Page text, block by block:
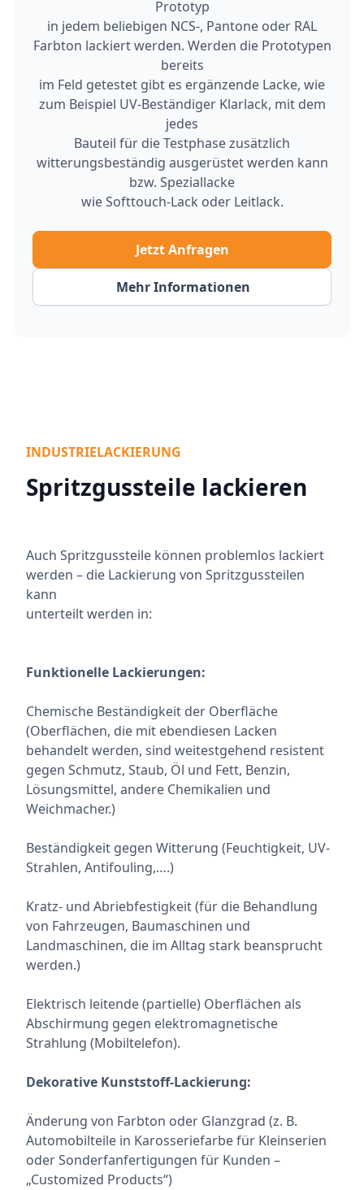
Prototyp
in jedem beliebigen NCS-, Pantone oder RAL
Farbton lackiert werden. Werden die Prototypen
bereits
im Feld getestet gibt es ergänzende Lacke, wie
zum Beispiel UV-Beständiger Klarlack, mit dem
jedes
Bauteil für die Testphase zusätzlich
witterungsbeständig ausgerüstet werden kann
bzw. Speziallacke
wie Softtouch-Lack oder Leitlack.
Mehr Informationen
Jetzt Anfragen
INDUSTRIELACKIERUNG
Spritzgussteile lackieren
Auch Spritzgussteile können problemlos lackiert
werden – die Lackierung von Spritzgussteilen
kann
unterteilt werden in:
Funktionelle Lackierungen:
Chemische Beständigkeit der Oberfläche
(Oberflächen, die mit ebendiesen Lacken
behandelt werden, sind weitestgehend resistent
gegen Schmutz, Staub, Öl und Fett, Benzin,
Lösungsmittel, andere Chemikalien und
Weichmacher.)
Beständigkeit gegen Witterung (Feuchtigkeit, UV-
Strahlen, Antifouling,….)
Kratz- und Abriebfestigkeit (für die Behandlung
von Fahrzeugen, Baumaschinen und
Landmaschinen, die im Alltag stark beansprucht
werden.)
Elektrisch leitende (partielle) Oberflächen als
Abschirmung gegen elektromagnetische
Strahlung (Mobiltelefon).
Dekorative Kunststoff-Lackierung:
Änderung von Farbton oder Glanzgrad (z. B.
Automobilteile in Karosseriefarbe für Kleinserien
oder Sonderfanfertigungen für Kunden –
„Customized Products“)